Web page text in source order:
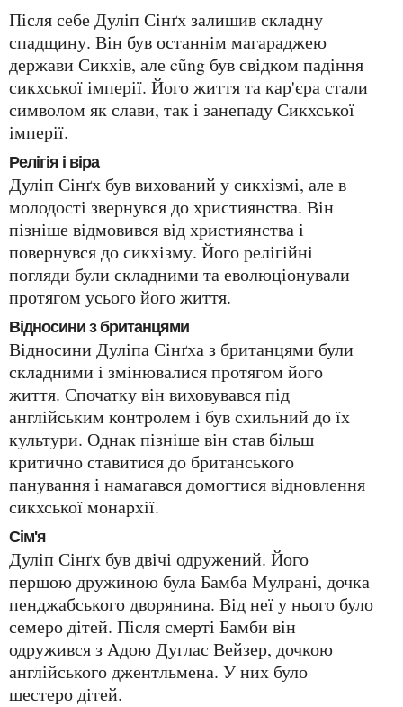
Після себе Дуліп Сінґх залишив складну
спадщину. Він був останнім магараджею
держави Сикхів, але cũng був свідком падіння
сикхської імперії. Його життя та кар'єра стали
символом як слави, так і занепаду Сикхської
імперії.
Релігія і віра
Дуліп Сінґх був вихований у сикхізмі, але в
молодості звернувся до християнства. Він
пізніше відмовився від християнства і
повернувся до сикхізму. Його релігійні
погляди були складними та еволюціонували
протягом усього його життя.
Відносини з британцями
Відносини Дуліпа Сінґха з британцями були
складними і змінювалися протягом його
життя. Спочатку він виховувався під
англійським контролем і був схильний до їх
культури. Однак пізніше він став більш
критично ставитися до британського
панування і намагався домогтися відновлення
сикхської монархії.
Сім'я
Дуліп Сінґх був двічі одружений. Його
першою дружиною була Бамба Мулрані, дочка
пенджабського дворянина. Від неї у нього було
семеро дітей. Після смерті Бамби він
одружився з Адою Дуглас Вейзер, дочкою
англійського джентльмена. У них було
шестеро дітей.